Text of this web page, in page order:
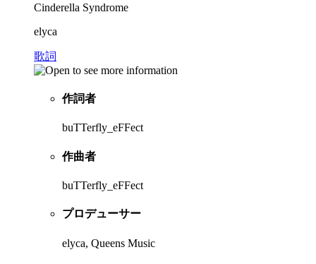
Cinderella Syndrome
elyca
歌詞
作詞者
buTTerfly_eFFect
作曲者
buTTerfly_eFFect
プロデューサー
elyca, Queens Music